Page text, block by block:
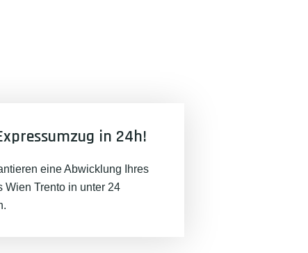
in 24h!
eine Abwicklung Ihres
Wien Trento in unter 24